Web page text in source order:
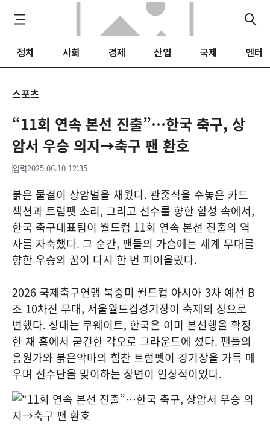
정치 사회 경제 산업 국제 엔터
스포츠
“11회 연속 본선 진출”…한국 축구, 상
암서 우승 의지→축구 팬 환호
입력2025.06.10 12:35
붉은 물결이 상암벌을 채웠다. 관중석을 수놓은 카드
섹션과 트럼펫 소리, 그리고 선수를 향한 함성 속에서,
한국 축구대표팀이 월드컵 11회 연속 본선 진출의 역
사를 자축했다. 그 순간, 팬들의 가슴에는 세계 무대를
향한 우승의 꿈이 다시 한 번 피어올랐다.
2026 국제축구연맹 북중미 월드컵 아시아 3차 예선 B
조 10차전 무대, 서울월드컵경기장이 축제의 장으로
변했다. 상대는 쿠웨이트, 한국은 이미 본선행을 확정
한 채 홈에서 굳건한 각오로 그라운드에 섰다. 팬들의
응원가와 붉은악마의 힘찬 트럼펫이 경기장을 가득 메
우며 선수단을 맞이하는 장면이 인상적이었다.